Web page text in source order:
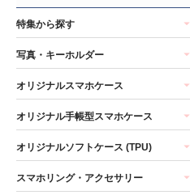
特集から探す
写真・キーホルダー
オリジナルスマホケース
オリジナル手帳型スマホケース
オリジナルソフトケース (TPU)
スマホリング・アクセサリー